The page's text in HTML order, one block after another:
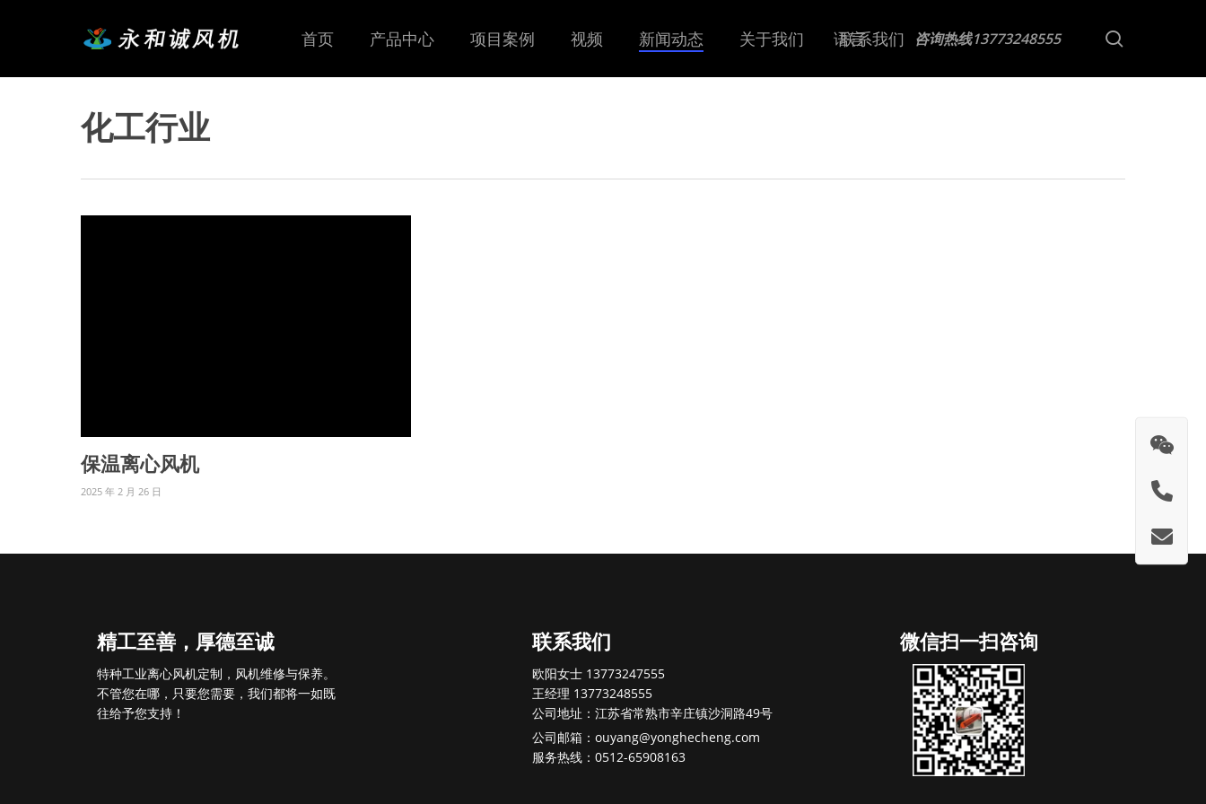
首页 产品中心 项目案例 视频 新闻动态 关于我们 联系我们
语言 咨询热线13773248555
化工行业
保温离心风机
2025 年 2 月 26 日
精工至善，厚德至诚
特种工业离心风机定制，风机维修与保养。
不管您在哪，只要您需要，我们都将一如既
往给予您支持！
联系我们
欧阳女士 13773247555
王经理 13773248555
公司地址：江苏省常熟市辛庄镇沙洞路49号
公司邮箱：ouyang@yonghecheng.com
服务热线：0512-65908163
微信扫一扫咨询